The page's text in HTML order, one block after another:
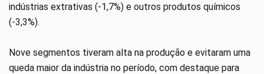
indústrias extrativas (-1,7%) e outros produtos químicos
(-3,3%).
Nove segmentos tiveram alta na produção e evitaram uma
queda maior da indústria no período, com destaque para